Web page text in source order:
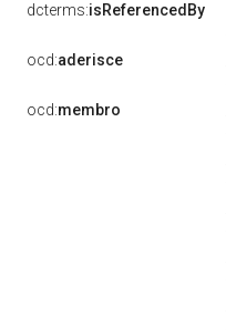
dcterms:isReferencedBy
ocd:aderisce
ocd:membro